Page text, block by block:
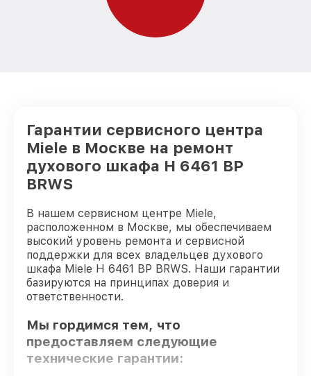
Гарантии сервисного центра
Miele в Москве на ремонт
духового шкафа H 6461 BP
BRWS
В нашем сервисном центре Miele,
расположенном в Москве, мы обеспечиваем
высокий уровень ремонта и сервисной
поддержки для всех владельцев духового
шкафа Miele H 6461 BP BRWS. Наши гарантии
базируются на принципах доверия и
ответственности.
Мы гордимся тем, что
предоставляем следующие
технические гарантии: